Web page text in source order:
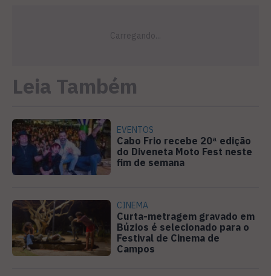
Leia Também
EVENTOS
Cabo Frio recebe 20ª edição
do Diveneta Moto Fest neste
fim de semana
CINEMA
Curta-metragem gravado em
Búzios é selecionado para o
Festival de Cinema de
Campos